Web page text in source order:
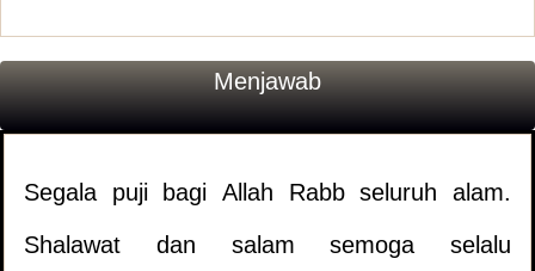
Menjawab
Segala puji bagi Allah Rabb seluruh alam.
Shalawat dan salam semoga selalu